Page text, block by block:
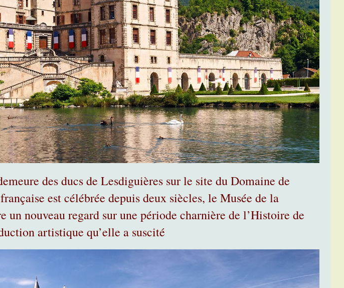
des ducs de Lesdiguières sur le site du Domaine de
est célébrée depuis deux siècles, le Musée de la
un nouveau regard sur une période charnière de l’Histoire de
artistique qu’elle a suscité